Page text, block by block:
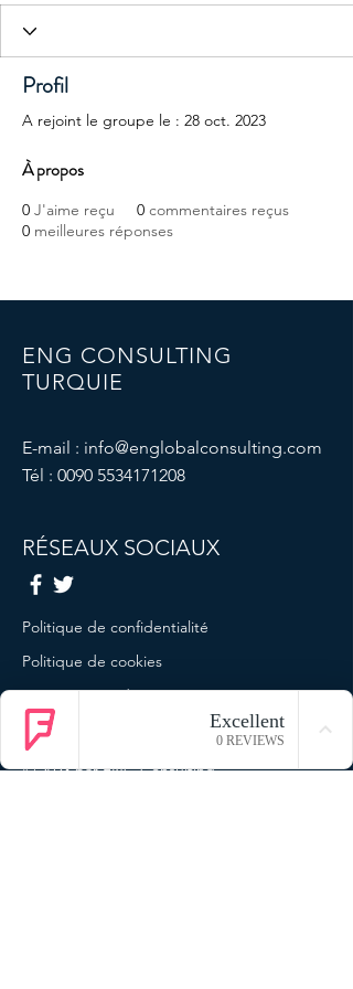
Profil
A rejoint le groupe le : 28 oct. 2023
À propos
0 J'aime reçu 0 commentaires reçus
0 meilleures réponses
ENG CONSULTING
TURQUIE
E-mail : info@englobalconsulting.com
Tél : 0090 5534171208
RÉSEAUX SOCIAUX
Politique de confidentialité
Politique de cookies
Termes et conditions
Mentions légales
© 2023 par ENG Consulting